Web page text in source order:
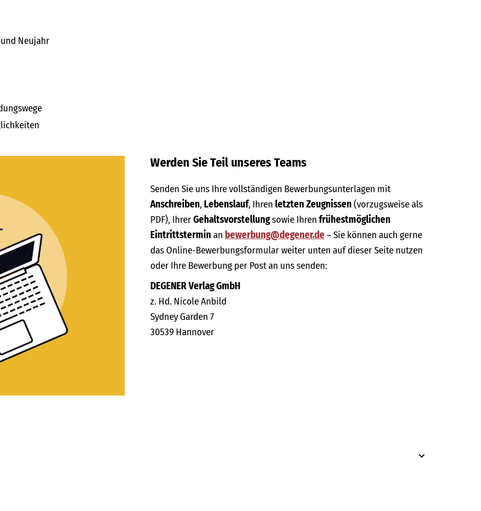
Neujahr
Werden Sie Teil unseres Teams
Senden Sie uns Ihre vollständigen Bewerbungsunterlagen mit
Anschreiben, Lebenslauf, Ihren letzten Zeugnissen (vorzugsweise als
PDF), IhrerGehaltsvorstellungsowie Ihren frühestmöglichen
Eintrittstermin an bewerbung@degener.de– Sie können auch gerne
das Online-Bewerbungsformular weiter unten auf dieser Seite nutzen
oder Ihre Bewerbung per Post an uns senden:
DEGENER Verlag GmbH
z. Hd. Nicole Anbild
Sydney Garden 7
30539 Hannover